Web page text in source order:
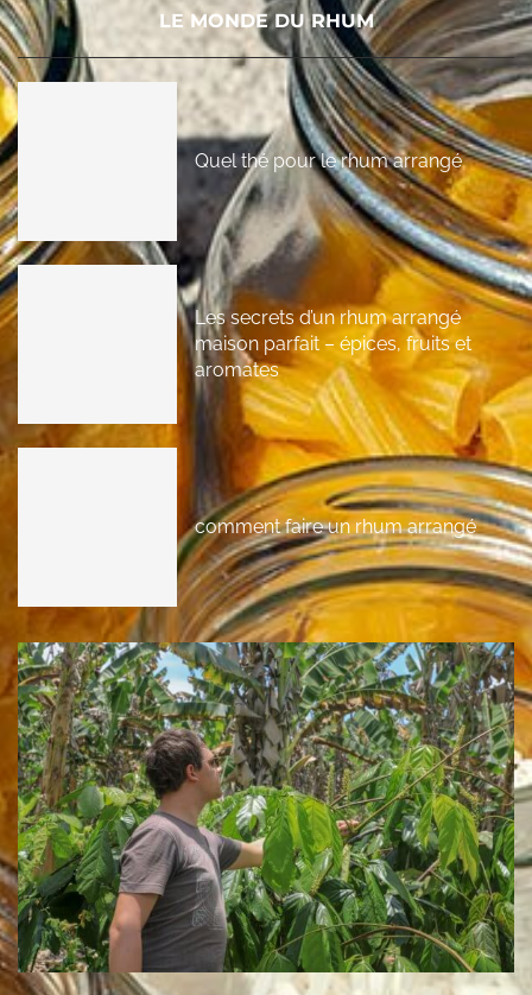
LE MONDE DU RHUM
Quel thé pour le rhum arrangé
Les secrets d’un rhum arrangé
maison parfait – épices, fruits et
aromates
comment faire un rhum arrangé